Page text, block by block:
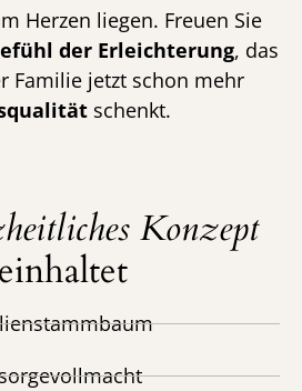
Herzen liegen. Freuen Sie
der Erleichterung, das
Familie jetzt schon mehr
schenkt.
Konzept